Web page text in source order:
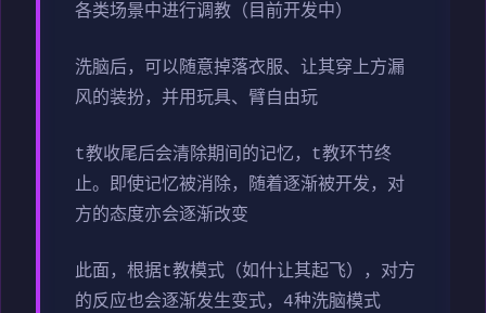
各类场景中进行调教（目前开发中）
洗脑后，可以随意掉落衣服、让其穿上方漏
风的装扮，并用玩具、臂自由玩
t教收尾后会清除期间的记忆，t教环节终
止。即使记忆被消除，随着逐渐被开发，对
方的态度亦会逐渐改变
此面，根据t教模式（如什让其起飞），对方
的反应也会逐渐发生变式，4种洗脑模式